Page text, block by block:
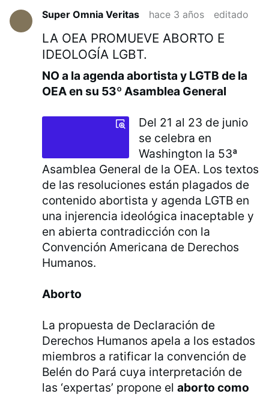
Super Omnia Veritas hace 3 años editado
LA OEA PROMUEVE ABORTO E
IDEOLOGÍA LGBT.
NO a la agenda abortista y LGTB de la
OEA en su 53º Asamblea General
Del 21 al 23 de junio
se celebra en
Washington la 53ª
Asamblea General de la OEA. Los textos
de las resoluciones están plagados de
contenido abortista y agenda LGTB en
una injerencia ideológica inaceptable y
en abierta contradicción con la
Convención Americana de Derechos
Humanos.
Aborto
La propuesta de Declaración de
Derechos Humanos apela a los estados
miembros a ratificar la convención de
Belén do Pará cuya interpretación de
las ‘expertas’ propone elaborto como